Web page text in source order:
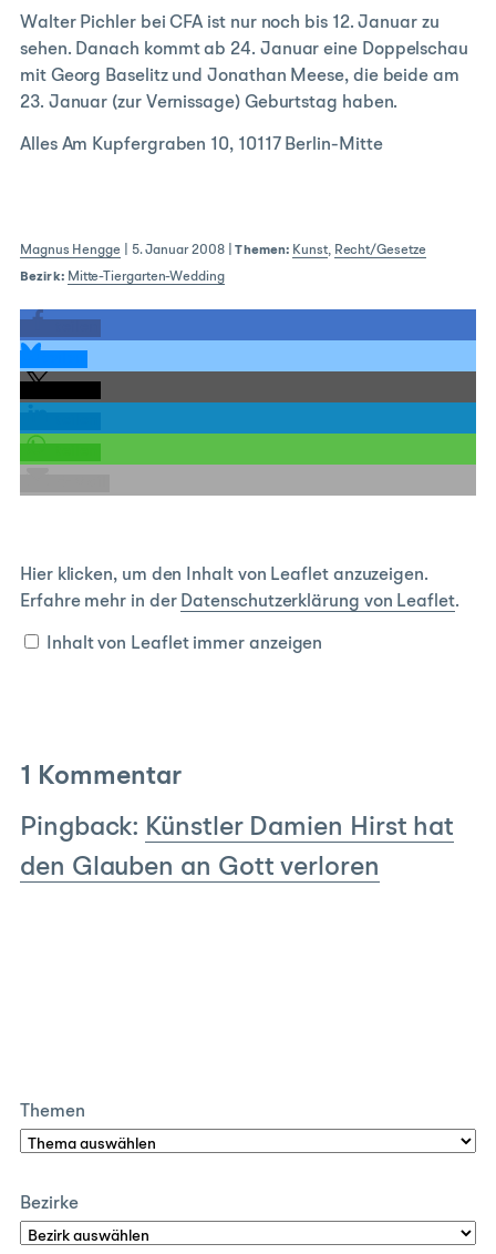
Walter Pichler bei CFA ist nur noch bis 12. Januar zu
sehen. Danach kommt ab 24. Januar eine Doppelschau
mit Georg Baselitz und Jonathan Meese, die beide am
23. Januar (zur Vernissage) Geburtstag haben.
Alles Am Kupfergraben 10, 10117 Berlin-Mitte
Magnus Hengge| 5. Januar 2008|Themen: Kunst, Recht/Gesetze
Bezirk: Mitte-Tiergarten-Wedding
Inhalt
von
anzeigen
Hier klicken, um den Inhalt von Leaflet anzuzeigen.
Erfahre mehr in der Datenschutzerklärung von Leaflet.
Inhalt von Leaflet immer anzeigen
1 Kommentar
Pingback: Künstler Damien Hirst hat
den Glauben an Gott verloren
Themen
Bezirke